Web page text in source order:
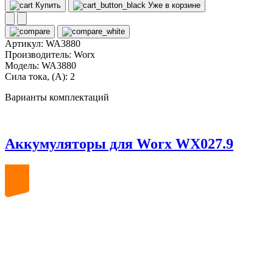
Купить Уже в корзине
Артикул: WA3880
Производитель: Worx
Модель: WA3880
Сила тока, (А): 2
Варианты комплектаций
Аккумуляторы для Worx WX027.9